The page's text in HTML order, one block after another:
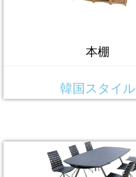
本棚
韓国スタイル